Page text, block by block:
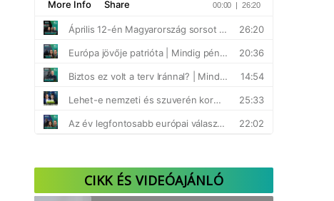
CIKK ÉS VIDEÓAJÁNLÓ